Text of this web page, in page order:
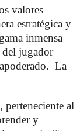
valores
estratégica y
inmensa
del jugador
La
al
y